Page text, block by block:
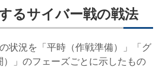
るサイバー戦の戦法
状況を「平時（作戦準備）」「グ
）」のフェーズごとに示したもの